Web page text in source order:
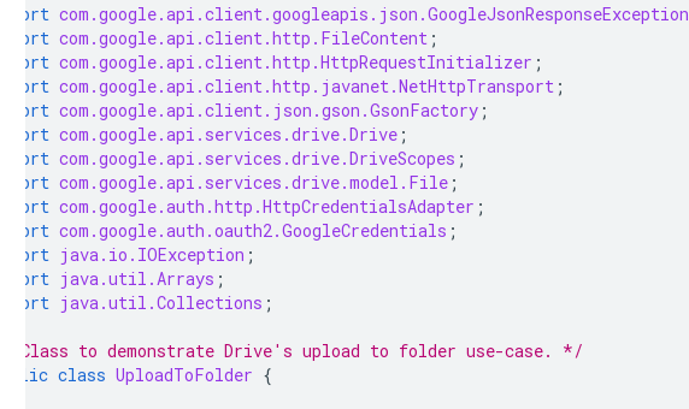
import com.google.api.client.googleapis.json.GoogleJsonResponseException
import com.google.api.client.http.FileContent ;
import com.google.api.client.http.HttpRequestInitializer ;
import com.google.api.client.http.javanet.NetHttpTransport ;
import com.google.api.client.json.gson.GsonFactory ;
import com.google.api.services.drive.Drive ;
import com.google.api.services.drive.DriveScopes ;
import com.google.api.services.drive.model.File ;
import com.google.auth.http.HttpCredentialsAdapter ;
import com.google.auth.oauth2.GoogleCredentials ;
import java.io.IOException ;
import java.util.Arrays ;
import java.util.Collections ;
/* Class to demonstrate Drive's upload to folder use-case. */
public class UploadToFolder {